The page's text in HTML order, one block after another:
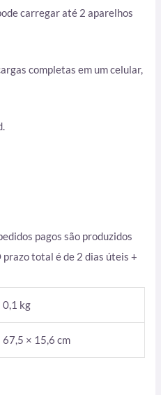
carregar até 2 aparelhos
completas em um celular,
pagos são produzidos
prazo total é de 2 dias úteis +
0,1 kg
67,5 × 15,6 cm